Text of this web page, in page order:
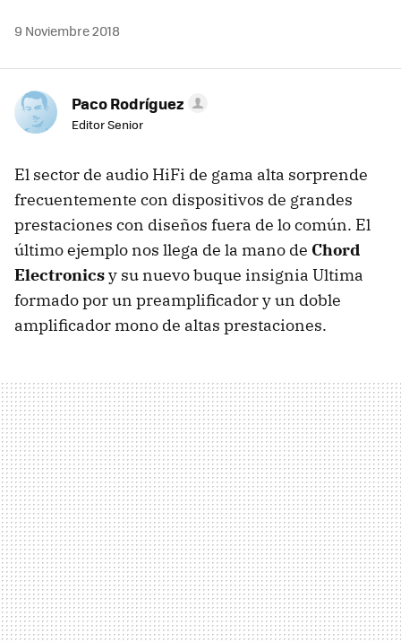
9 Noviembre 2018
Paco Rodríguez
Editor Senior
El sector de audio HiFi de gama alta sorprende
frecuentemente con dispositivos de grandes
prestaciones con diseños fuera de lo común. El
último ejemplo nos llega de la mano de Chord
Electronicsy su nuevo buque insignia Ultima
formado por un preamplificador y un doble
amplificador mono de altas prestaciones.